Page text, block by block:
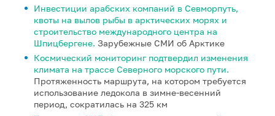
Инвестиции арабских компаний в Севморпуть,
квоты на вылов рыбы в арктических морях и
строительство международного центра на
Шпицбергене. Зарубежные СМИ об Арктике
Космический мониторинг подтвердил изменения
климата на трассе Северного морского пути.
Протяженность маршрута, на котором требуется
использование ледокола в зимне-весенний
период, сократилась на 325 км